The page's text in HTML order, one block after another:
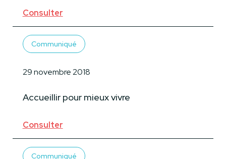
Consulter
Accueillir pour mieux vivre
Communiqué
29 novembre 2018
Consulter
Communiqué